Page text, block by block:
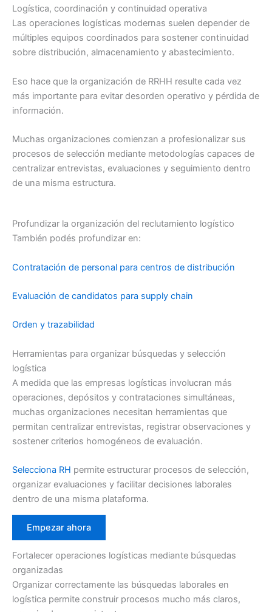
Logística, coordinación y continuidad operativa
Las operaciones logísticas modernas suelen depender de
múltiples equipos coordinados para sostener continuidad
sobre distribución, almacenamiento y abastecimiento.
Eso hace que la organización de RRHH resulte cada vez
más importante para evitar desorden operativo y pérdida de
información.
Muchas organizaciones comienzan a profesionalizar sus
procesos de selección mediante metodologías capaces de
centralizar entrevistas, evaluaciones y seguimiento dentro
de una misma estructura.
Profundizar la organización del reclutamiento logístico
También podés profundizar en:
Contratación de personal para centros de distribución
Evaluación de candidatos para supply chain
Orden y trazabilidad
Herramientas para organizar búsquedas y selección
logística
A medida que las empresas logísticas involucran más
operaciones, depósitos y contrataciones simultáneas,
muchas organizaciones necesitan herramientas que
permitan centralizar entrevistas, registrar observaciones y
sostener criterios homogéneos de evaluación.
Selecciona RH permite estructurar procesos de selección,
organizar evaluaciones y facilitar decisiones laborales
dentro de una misma plataforma.
Empezar ahora
Fortalecer operaciones logísticas mediante búsquedas
organizadas
Organizar correctamente las búsquedas laborales en
logística permite construir procesos mucho más claros,